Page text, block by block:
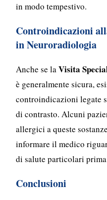
in modo tempestivo.
Controindicazioni
in Neuroradiologia
Anche se laVisita
è generalmente sicura,
controindicazioni legate
di contrasto. Alcuni
allergici a queste
informare il medico
di salute particolari
Conclusioni